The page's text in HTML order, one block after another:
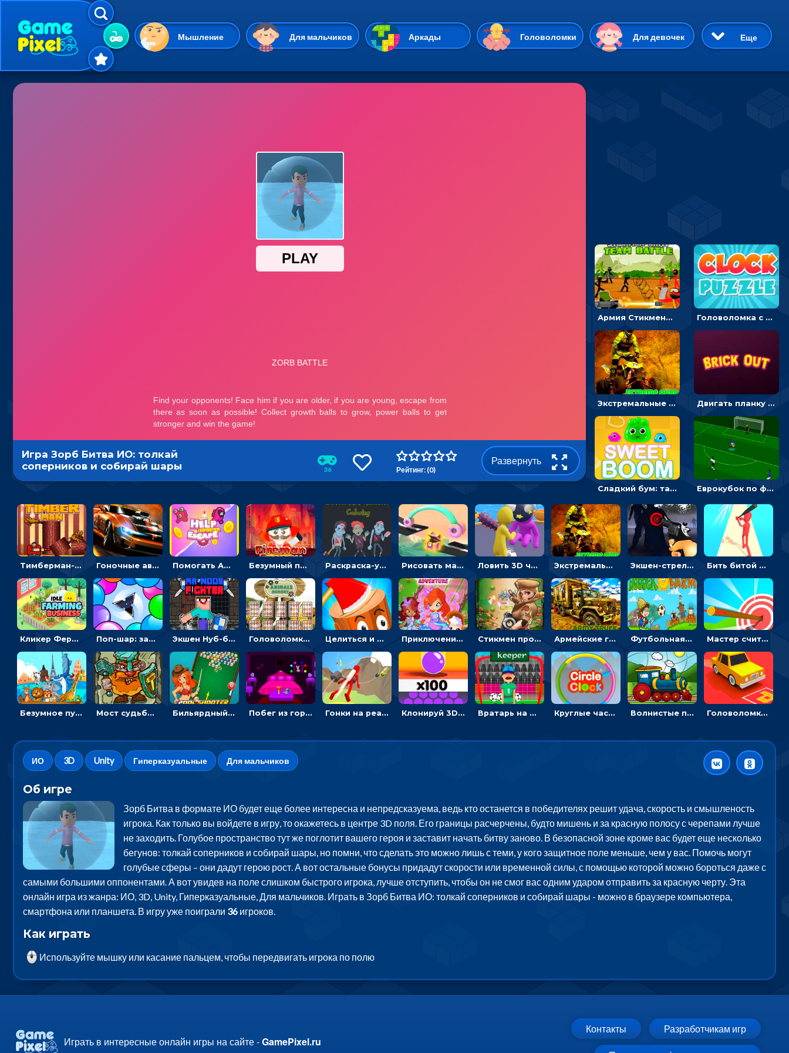
Мышление Для мальчиков Аркады Головоломки Для девочек
Гиперказуальные Казуальные Веселые 3D Приключения
Симуляторы
Пасьянс
Еще
Армия Стикмена: командный бой - сыграй на двоих Головоломка с часами для детей: читать время по циферблату
Экстремальные пазлы с квадроциклами: собирать крутые тачки Двигать планку и бить шариком по цветным блокам - гиперказуальная
Сладкий бум: тапнуть, чтобы взорвать желейки - головоломка Еврокубок по футболу 2021 в 3D: пасуй мяч и бей по воротам соперника
Игра Зорб Битва ИО: толкай
соперников и собирай шары
36 Рейтинг: (0)
Развернуть
Тимберман-дровосек: меняй сторону и руби дерево Гоночные авто в пазлах: разбей картинку и собери снова Помогать Амонг Ас бежать из комнаты через преграды - приключения Безумный пожарный: направлять шланг, чтобы тушить горящие бревна Раскраска-ужастик: разукрась зомби и скелетов Рисовать машину и выигрывать гонку - для мальчиков Ловить 3D человечком своего цвета и собирать драгоценности - гиперказуалка Экстремальные пазлы с квадроциклами: собирать крутые тачки Экшен-стрелялка по зомби: целиться и попадать в бегущих монстров Бить битой по шарику, чтобы сбивать кубики с буквами на пути к финишу - 3D
Кликер Фермерский бизнес: расти овощи, чтобы богатеть Поп-шар: запускать колючку, чтобы лопать воздушные шарики Экшен Нуб-боец: прыгать через препятствия или бить врагов мечом Головоломка с животными: переворачивать карточки, чтобы находить пару Целиться и метать топор в 3D мишени Приключения Клуба Винкс: менять дорожки, чтобы собирать кристаллы Стикмен против Зомби: стрелять в зомби и развивать воина Армейские грузовики в пазлах: собери военную машину Футбольная ферма: бей по мячу, чтобы забивать в ворота и ловить звезды Мастер считать стрелы: увеличивать запас, чтобы поразить больше целей
Безумное путешествие друзей по миру: собирать пазлы из фото с животными Мост судьбы: прыгать по платформам и бить молотом орков Бильярдный пул: стрелять шариками, чтобы взрывать одинаковые Побег из горной деревни: решай головоломки, чтобы открыть ворота Гонки на реактивном ранце: избегать преград, чтобы лететь к финишу Клонируй 3D шарики и сливай их в воронку Вратарь на футбольном поле: тапай, чтобы отбивать мячи в воротах ногами и руками - спортивные Круглые часы: ловить цветную стрелку в одинаковом участке циферблата Волнистые пазлы с транспортом: собирай картинку из частей Головоломка Парк-стоянка: рисовать линии, чтобы парковать машины
ИО 3D Unity Гиперказуальные Для мальчиков
Об игре
Зорб Битва в формате ИО будет еще более интересна и непредсказуема, ведь кто останется в победителях решит удача, скорость и смышленость
игрока. Как только вы войдете в игру, то окажетесь в центре 3D поля. Его границы расчерчены, будто мишень и за красную полосу с черепами лучше
не заходить. Голубое пространство тут же поглотит вашего героя и заставит начать битву заново. В безопасной зоне кроме вас будет еще несколько
бегунов: толкай соперников и собирай шары, но помни, что сделать это можно лишь с теми, у кого защитное поле меньше, чем у вас. Помочь могут
голубые сферы – они дадут герою рост. А вот остальные бонусы придадут скорости или временной силы, с помощью которой можно бороться даже с
самыми большими оппонентами. А вот увидев на поле слишком быстрого игрока, лучше отступить, чтобы он не смог вас одним ударом отправить за красную черту. Эта
онлайн игра из жанра: ИО, 3D, Unity, Гиперказуальные, Для мальчиков. Играть в Зорб Битва ИО: толкай соперников и собирай шары - можно в браузере компьютера,
смартфона или планшета. В игру уже поиграли 36игроков.
Как играть
Используйте мышку или касание пальцем, чтобы передвигать игрока по полю
Играть в интересные онлайн игры на сайте -GamePixel.ru
Контакты Разработчикам игр